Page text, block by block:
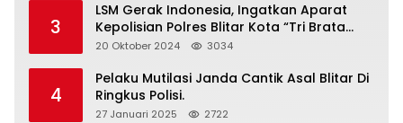
3
LSM Gerak Indonesia, Ingatkan Aparat
Kepolisian Polres Blitar Kota “Tri Brata
Polri” Harus Diamalkan
20 Oktober 2024 3034
4
Pelaku Mutilasi Janda Cantik Asal Blitar Di
Ringkus Polisi.
27 Januari 2025 2722